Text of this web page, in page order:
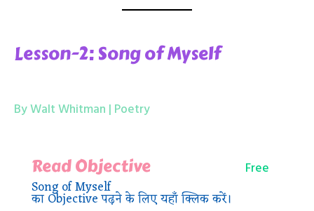
Lesson-2: Song of Myself
By Walt Whitman | Poetry
Read Objective
Song of Myself
का Objective पढ़ने के लिए यहाँ क्लिक करें।
Free